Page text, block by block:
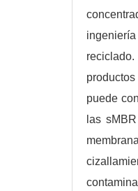
puede
las